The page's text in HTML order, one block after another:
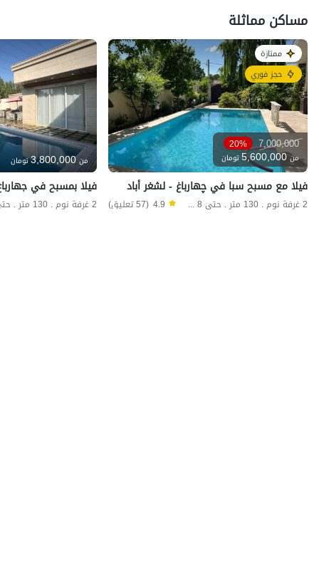
مساكن مماثلة
ممتازة
حجز فوري
7,000,000
20%
من 5,600,000تومان
فيلا مع مسبح سبا في چهارباغ - لشغر أباد
2 غرفة نوم . 130 متر . حتى 8 ضيف 4.9 (57 تعليق)
من 3,800,000تومان
فيلا بمسبح في